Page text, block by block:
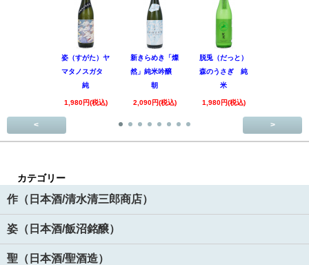
姿（すがた）ヤ
マタノスガタ
純
1,980円(税込)
新きらめき「燦
然」純米吟醸
朝
2,090円(税込)
脱兎（だっと）
森のうさぎ 純
米
1,980円(税込)
< >
カテゴリー
作（日本酒/清水清三郎商店）
姿（日本酒/飯沼銘醸）
聖（日本酒/聖酒造）